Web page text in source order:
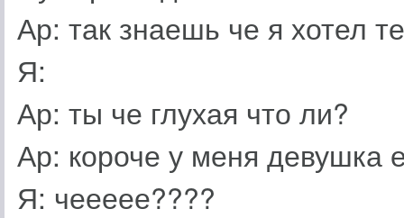
Ар: так знаешь че я хотел
Я:
Ар: ты че глухая что ли?
Ар: короче у меня девушка
Я: чеееее????